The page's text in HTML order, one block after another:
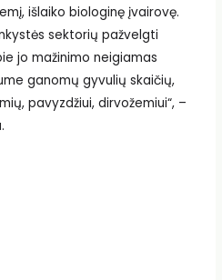
išlaiko biologinę įvairovę.
sektorių pažvelgti
jo mažinimo neigiamas
ganomų gyvulių skaičių,
pavyzdžiui, dirvožemiui“, –